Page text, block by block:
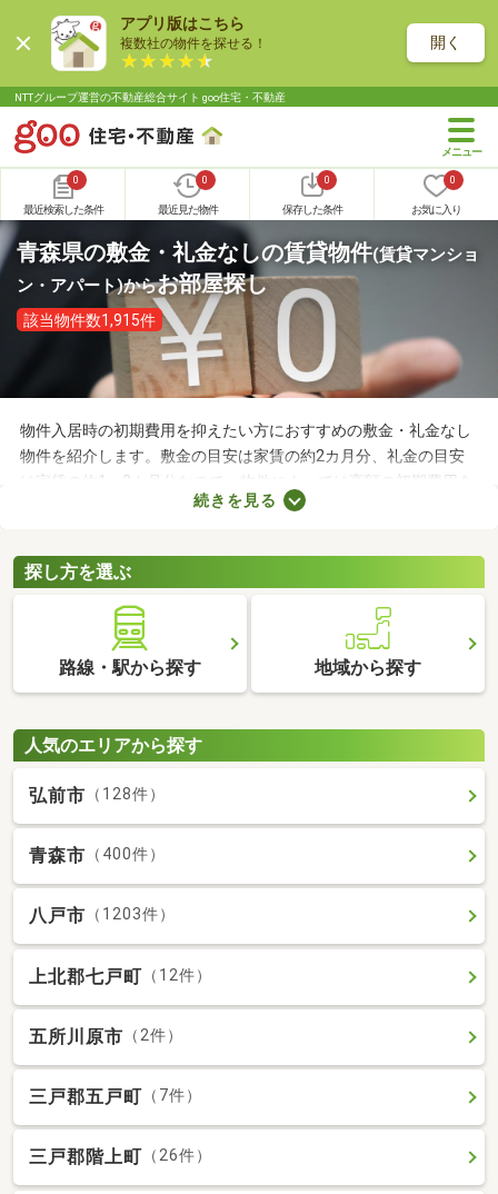
アプリ版はこちら
複数社の物件を探せる！ 開く
NTTグループ運営の不動産総合サイト goo住宅・不動産
0
最近検索した条件
0
最近見た物件
0
保存した条件
0
お気に入り
青森県の敷金・礼金なしの賃貸物件(賃貸マンショ
ン・アパート)からお部屋探し
該当物件数1,915件
物件入居時の初期費用を抑えたい方におすすめの敷金・礼金なし
物件を紹介します。敷金の目安は家賃の約2カ月分、礼金の目安
は家賃の約1～2カ月分なので、物件によっては高額の初期費用を
用意しなければなりません。新生活に必要な家具や家電、インテ
部屋を見つけましょう。
続きを見る
探し方を選ぶ
路線・駅から探す 地域から探す
人気のエリアから探す
弘前市 （128件）
青森市 （400件）
八戸市 （1203件）
上北郡七戸町 （12件）
五所川原市 （2件）
三戸郡五戸町 （7件）
三戸郡階上町 （26件）